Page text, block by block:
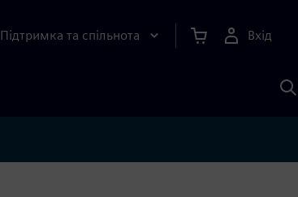
Підтримка та спільнота Вхід